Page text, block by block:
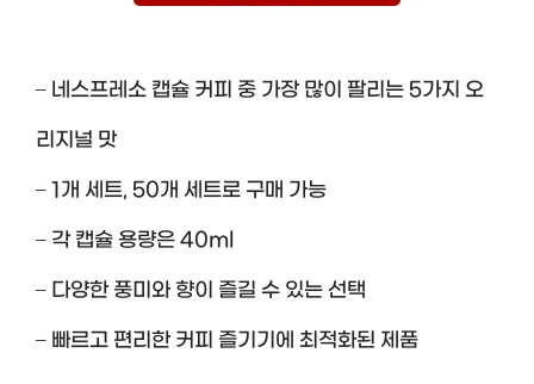
– 네스프레소 캡슐 커피 중 가장 많이 팔리는 5가지 오
리지널 맛
– 1개 세트, 50개 세트로 구매 가능
– 각 캡슐 용량은 40ml
– 다양한 풍미와 향이 즐길 수 있는 선택
– 빠르고 편리한 커피 즐기기에 최적화된 제품